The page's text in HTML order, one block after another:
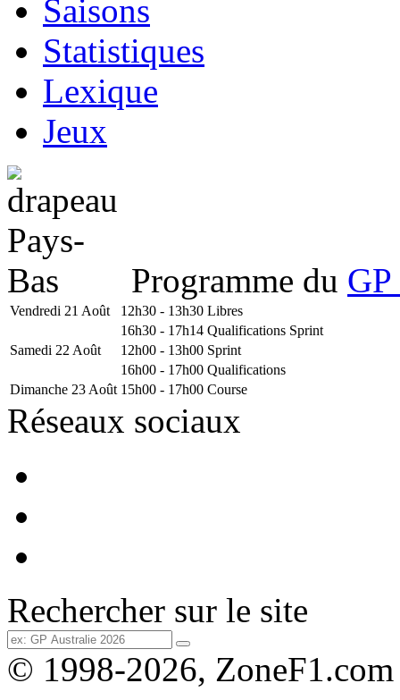
Saisons
Statistiques
Lexique
Jeux
Programme du
Vendredi 21 Août 12h30 - 13h30 Libres
16h30 - 17h14 Qualifications Sprint
Samedi 22 Août
12h00 - 13h00 Sprint
16h00 - 17h00 Qualifications
Dimanche 23 Août 15h00 - 17h00 Course
Réseaux sociaux
Rechercher sur le site
© 1998-2026, ZoneF1.com